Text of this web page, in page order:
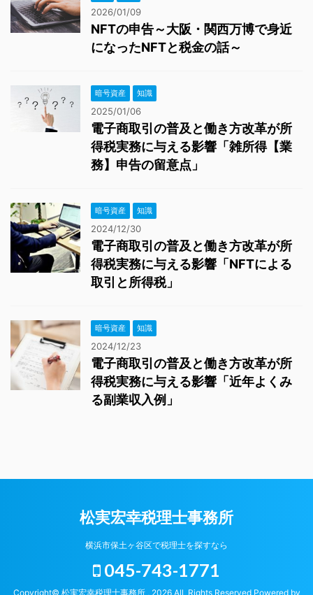
2026/01/09
NFTの申告～大阪・関西万博で身近
になったNFTと税金の話～
暗号資産 知識
2025/01/06
電子商取引の普及と働き方改革が所
得税実務に与える影響「雑所得【業
務】申告の留意点」
暗号資産 知識
2024/12/30
電子商取引の普及と働き方改革が所
得税実務に与える影響「NFTによる
取引と所得税」
暗号資産 知識
2024/12/23
電子商取引の普及と働き方改革が所
得税実務に与える影響「近年よくみ
る副業収入例」
松実宏幸税理士事務所
横浜市保土ヶ谷区で税理士を探すなら
045-743-1771
Copyright© 松実宏幸税理士事務所 , 2026 All Rights Reserved Powered by